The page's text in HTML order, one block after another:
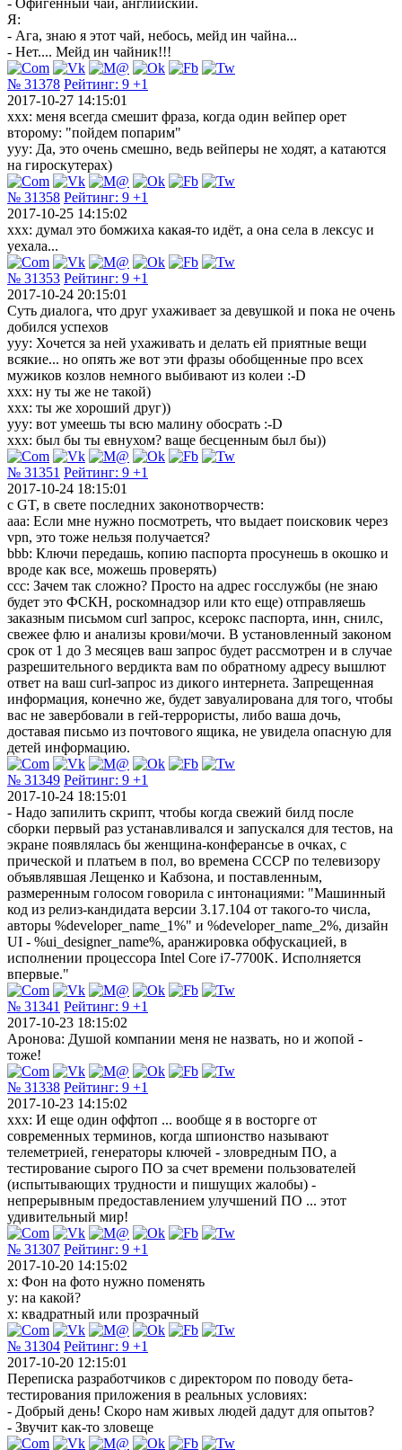
Я:
- Ага, знаю я этот чай, небось, мейд ин чайна...
- Нет.... Мейд ин чайник!!!
№ 31378 Рейтинг: 9 +1
2017-10-27 14:15:01
xxx: меня всегда смешит фраза, когда один вейпер орет
второму: "пойдем попарим"
yyy: Да, это очень смешно, ведь вейперы не ходят, а катаются
на гироскутерах)
№ 31358 Рейтинг: 9 +1
2017-10-25 14:15:02
xxx: думал это бомжиха какая-то идёт, а она села в лексус и
уехала...
№ 31353 Рейтинг: 9 +1
2017-10-24 20:15:01
Суть диалога, что друг ухаживает за девушкой и пока не очень
добился успехов
ууу: Хочется за ней ухаживать и делать ей приятные вещи
всякие... но опять же вот эти фразы обобщенные про всех
мужиков козлов немного выбивают из колеи :-D
ххх: ну ты же не такой)
ххх: ты же хороший друг))
ууу: вот умеешь ты всю малину обосрать :-D
ххх: был бы ты евнухом? ваще бесценным был бы))
№ 31351 Рейтинг: 9 +1
2017-10-24 18:15:01
c GT, в свете последних законотворчеств:
aaa: Если мне нужно посмотреть, что выдает поисковик через
vpn, это тоже нельзя получается?
bbb: Ключи передашь, копию паспорта просунешь в окошко и
вроде как все, можешь проверять)
ccc: Зачем так сложно? Просто на адрес госслужбы (не знаю
будет это ФСКН, роскомнадзор или кто еще) отправляешь
заказным письмом curl запрос, ксерокс паспорта, инн, снилс,
свежее флю и анализы крови/мочи. В установленный законом
срок от 1 до 3 месяцев ваш запрос будет рассмотрен и в случае
разрешительного вердикта вам по обратному адресу вышлют
ответ на ваш curl-запрос из дикого интернета. Запрещенная
информация, конечно же, будет завуалирована для того, чтобы
вас не завербовали в гей-террористы, либо ваша дочь,
доставая письмо из почтового ящика, не увидела опасную для
детей информацию.
№ 31349 Рейтинг: 9 +1
2017-10-24 18:15:01
- Надо запилить скрипт, чтобы когда свежий билд после
сборки первый раз устанавливался и запускался для тестов, на
экране появлялась бы женщина-конферансье в очках, с
прической и платьем в пол, во времена СССР по телевизору
объявлявшая Лещенко и Кабзона, и поставленным,
размеренным голосом говорила с интонациями: "Машинный
код из релиз-кандидата версии 3.17.104 от такого-то числа,
авторы %developer_name_1%" и %developer_name_2%, дизайн
UI - %ui_designer_name%, аранжировка обфускацией, в
исполнении процессора Intel Core i7-7700K. Исполняется
впервые."
№ 31341 Рейтинг: 9 +1
2017-10-23 18:15:02
Аронова: Душой компании меня не назвать, но и жопой -
тоже!
№ 31338 Рейтинг: 9 +1
2017-10-23 14:15:02
xxx: И еще один оффтоп ... вообще я в восторге от
современных терминов, когда шпионство называют
телеметрией, генераторы ключей - зловредным ПО, а
тестирование сырого ПО за счет времени пользователей
(испытывающих трудности и пишущих жалобы) -
непрерывным предоставлением улучшений ПО ... этот
удивительный мир!
№ 31307 Рейтинг: 9 +1
2017-10-20 14:15:02
х: Фон на фото нужно поменять
у: на какой?
х: квадратный или прозрачный
№ 31304 Рейтинг: 9 +1
2017-10-20 12:15:01
Переписка разработчиков с директором по поводу бета-
тестирования приложения в реальных условиях:
- Добрый день! Скоро нам живых людей дадут для опытов?
- Звучит как-то зловеще